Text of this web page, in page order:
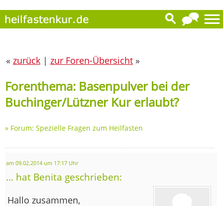
« zurück | zur Foren-Übersicht »
Forenthema: Basenpulver bei der
Buchinger/Lützner Kur erlaubt?
» Forum: Spezielle Fragen zum Heilfasten
am 09.02.2014 um 17:17 Uhr
... hat Benita geschrieben:
Hallo zusammen,